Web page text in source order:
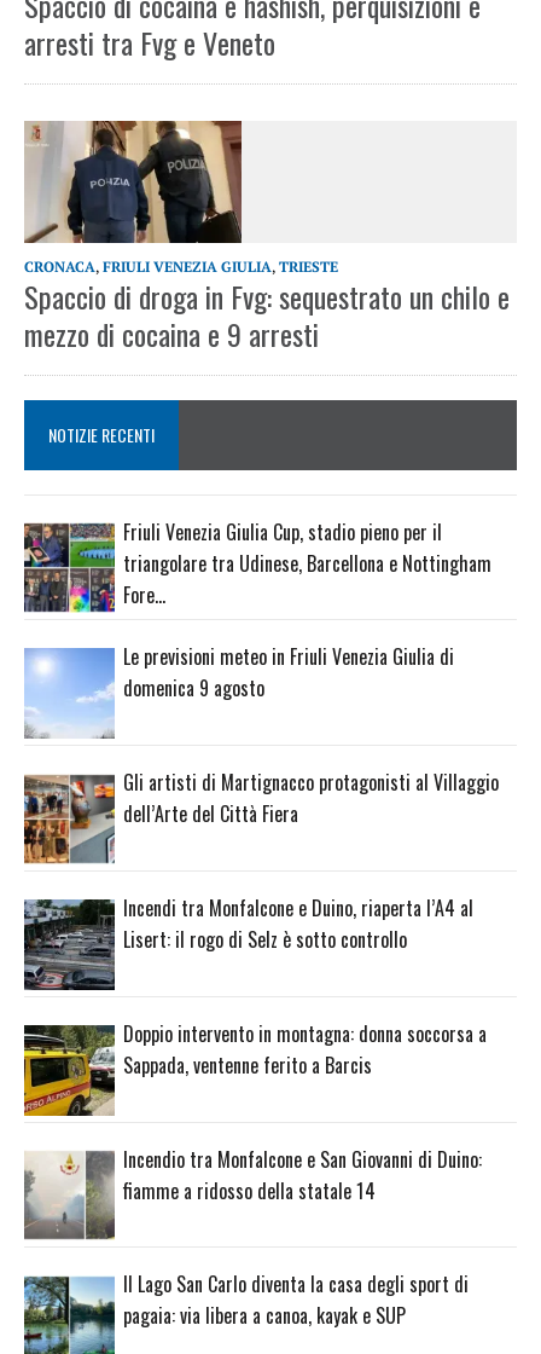
arresti tra Fvg e Veneto
CRONACA, FRIULI VENEZIA GIULIA, TRIESTE
Spaccio di droga in Fvg: sequestrato un chilo e
mezzo di cocaina e 9 arresti
NOTIZIE RECENTI
Friuli Venezia Giulia Cup, stadio pieno per il
triangolare tra Udinese, Barcellona e Nottingham
Fore…
Le previsioni meteo in Friuli Venezia Giulia di
domenica 9 agosto
Gli artisti di Martignacco protagonisti al Villaggio
dell’Arte del Città Fiera
Incendi tra Monfalcone e Duino, riaperta l’A4 al
Lisert: il rogo di Selz è sotto controllo
Doppio intervento in montagna: donna soccorsa a
Sappada, ventenne ferito a Barcis
Incendio tra Monfalcone e San Giovanni di Duino:
fiamme a ridosso della statale 14
Il Lago San Carlo diventa la casa degli sport di
pagaia: via libera a canoa, kayak e SUP